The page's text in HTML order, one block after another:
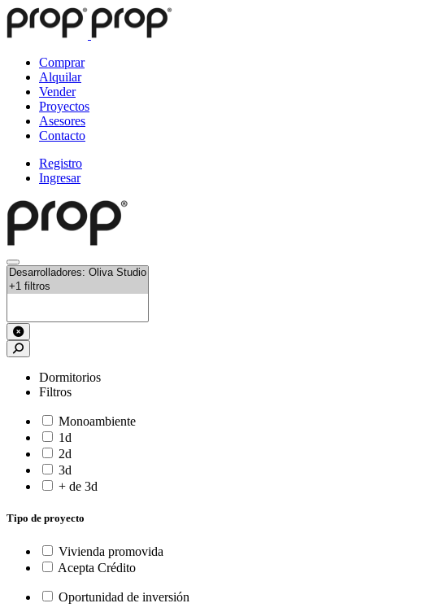
Comprar
Alquilar
Vender
Proyectos
Asesores
Contacto
Registro
Ingresar
Dormitorios
Filtros
Monoambiente
1d
2d
3d
+ de 3d
Tipo de proyecto
Vivienda promovida
Acepta Crédito
Oportunidad de inversión